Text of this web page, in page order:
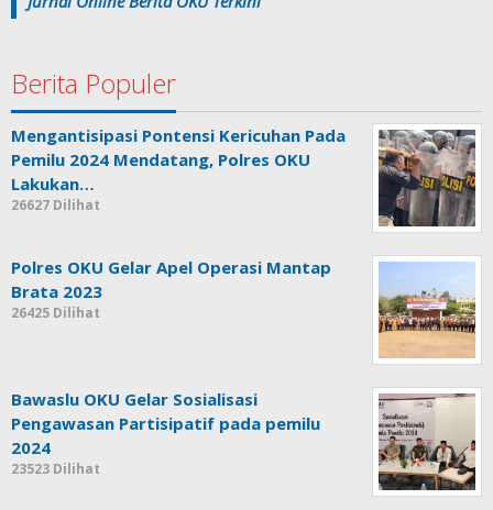
Berita Populer
Mengantisipasi Pontensi Kericuhan Pada
Pemilu 2024 Mendatang, Polres OKU
Lakukan…
26627 Dilihat
Polres OKU Gelar Apel Operasi Mantap
Brata 2023
26425 Dilihat
Bawaslu OKU Gelar Sosialisasi
Pengawasan Partisipatif pada pemilu
2024
23523 Dilihat